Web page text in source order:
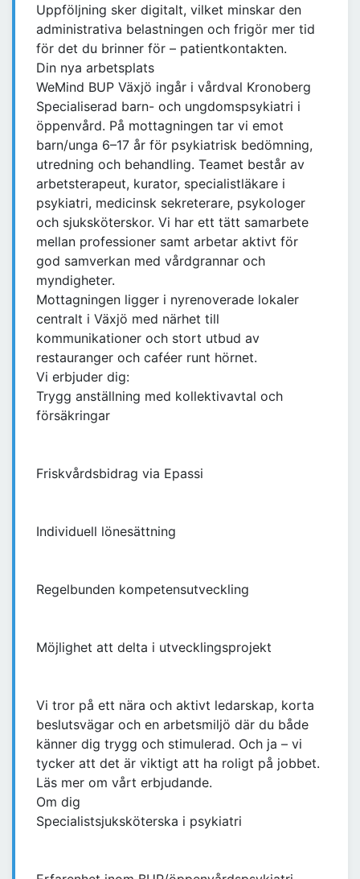
Uppföljning sker digitalt, vilket minskar den
administrativa belastningen och frigör mer tid
för det du brinner för – patientkontakten.
Din nya arbetsplats
WeMind BUP Växjö ingår i vårdval Kronoberg
Specialiserad barn- och ungdomspsykiatri i
öppenvård. På mottagningen tar vi emot
barn/unga 6–17 år för psykiatrisk bedömning,
utredning och behandling. Teamet består av
arbetsterapeut, kurator, specialistläkare i
psykiatri, medicinsk sekreterare, psykologer
och sjuksköterskor. Vi har ett tätt samarbete
mellan professioner samt arbetar aktivt för
god samverkan med vårdgrannar och
myndigheter.
Mottagningen ligger i nyrenoverade lokaler
centralt i Växjö med närhet till
kommunikationer och stort utbud av
restauranger och caféer runt hörnet.
Vi erbjuder dig:
Trygg anställning med kollektivavtal och
försäkringar
Friskvårdsbidrag via Epassi
Individuell lönesättning
Regelbunden kompetensutveckling
Möjlighet att delta i utvecklingsprojekt
Vi tror på ett nära och aktivt ledarskap, korta
beslutsvägar och en arbetsmiljö där du både
känner dig trygg och stimulerad. Och ja – vi
tycker att det är viktigt att ha roligt på jobbet.
Läs mer om vårt erbjudande.
Om dig
Specialistsjuksköterska i psykiatri